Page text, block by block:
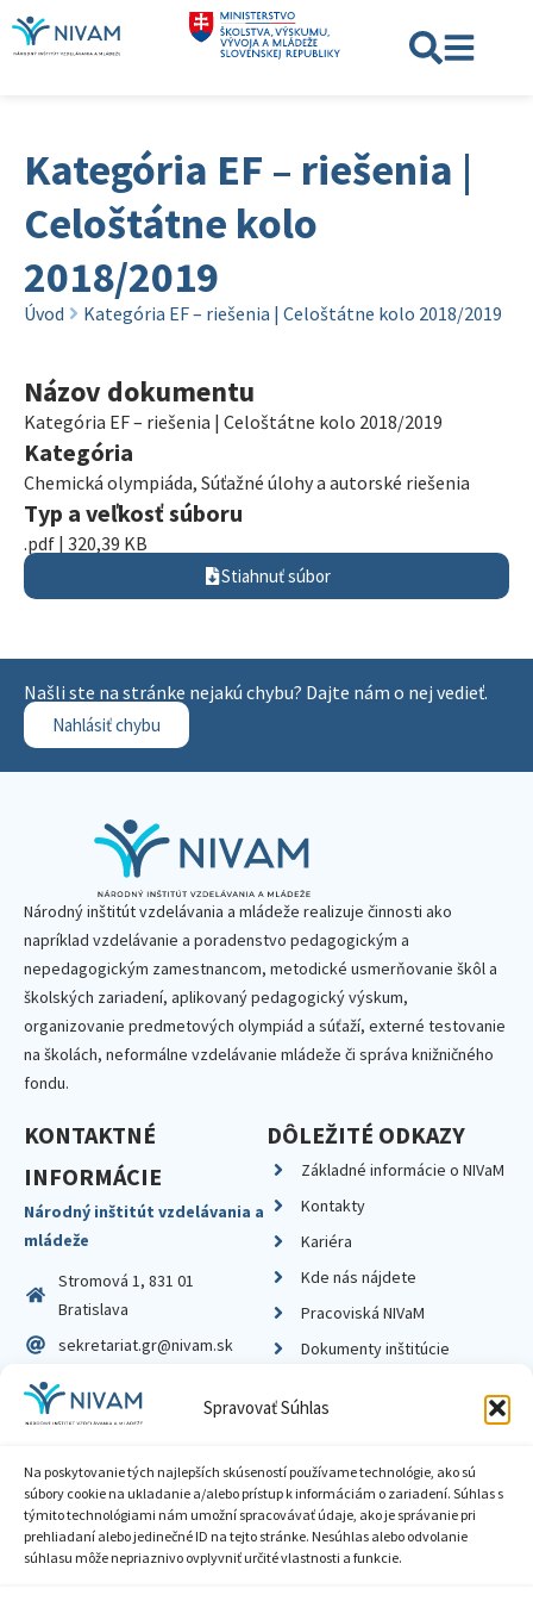
Spravovať Súhlas
Na poskytovanie tých najlepších skúseností používame technológie, ako sú
súbory cookie na ukladanie a/alebo prístup k informáciám o zariadení. Súhlas s
týmito technológiami nám umožní spracovávať údaje, ako je správanie pri
prehliadaní alebo jedinečné ID na tejto stránke. Nesúhlas alebo odvolanie
súhlasu môže nepriaznivo ovplyvniť určité vlastnosti a funkcie.
Kategória EF – riešenia |
Celoštátne kolo
2018/2019
Úvod Kategória EF – riešenia | Celoštátne kolo 2018/2019
Názov dokumentu
Kategória EF – riešenia | Celoštátne kolo 2018/2019
Kategória
Chemická olympiáda, Súťažné úlohy a autorské riešenia
Typ a veľkosť súboru
.pdf | 320,39 KB
Stiahnuť súbor
Našli ste na stránke nejakú chybu? Dajte nám o nej vedieť.
Nahlásiť chybu
Národný inštitút vzdelávania a mládeže realizuje činnosti ako
napríklad vzdelávanie a poradenstvo pedagogickým a
nepedagogickým zamestnancom, metodické usmerňovanie škôl a
školských zariadení, aplikovaný pedagogický výskum,
organizovanie predmetových olympiád a súťaží, externé testovanie
na školách, neformálne vzdelávanie mládeže či správa knižničného
fondu.
KONTAKTNÉ
INFORMÁCIE
Národný inštitút vzdelávania a
mládeže
Stromová 1, 831 01
Bratislava
sekretariat.gr@nivam.sk
IČO: 00164348
DIČ: 2020798714
DÔLEŽITÉ ODKAZY
Základné informácie o NIVaM
Kontakty
Kariéra
Kde nás nájdete
Pracoviská NIVaM
Dokumenty inštitúcie
Zásady ochrany súkromia